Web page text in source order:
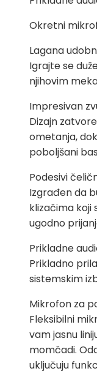
Okretni
Lagana
Igrajte se
njihovim
Impresivan
Dizajn
ometanja,
poboljšani
Podesivi
Izgrađen da
klizačima koji
ugodno
Prikladne
Prikladno
sistemskim
Mikrofon za
Fleksibilni
vam jasnu
momčadi.
uključuju